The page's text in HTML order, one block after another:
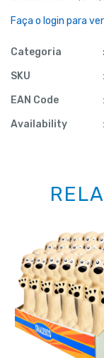
Faça o login para
Categoria :
SKU
:
EAN Code
:
Availability
: